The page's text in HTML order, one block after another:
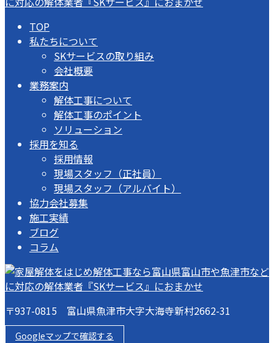
TOP
私たちについて
SKサービスの取り組み
会社概要
業務案内
解体工事について
解体工事のポイント
ソリューション
採用を知る
採用情報
現場スタッフ（正社員）
現場スタッフ（アルバイト）
協力会社募集
施工実績
ブログ
コラム
〒937-0815 富山県魚津市大字大海寺新村2662-31
Googleマップで確認する